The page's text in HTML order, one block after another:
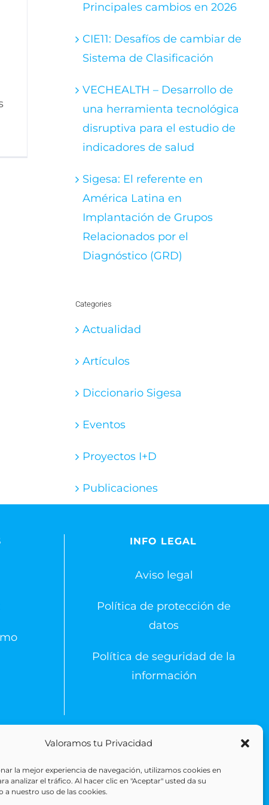
Valoramos tu Privacidad
la mejor experiencia de navegación, utilizamos cookies en
analizar el tráfico. Al hacer clic en "Aceptar" usted da su
a nuestro uso de las cookies.
Principales cambios en 2026
CIE11: Desafíos de cambiar de
Sistema de Clasificación
VECHEALTH – Desarrollo de
una herramienta tecnológica
disruptiva para el estudio de
indicadores de salud
Sigesa: El referente en
América Latina en
Implantación de Grupos
Relacionados por el
Diagnóstico (GRD)
Categories
Actualidad
Artículos
Diccionario Sigesa
Eventos
Proyectos I+D
Publicaciones
INFO LEGAL
Aviso legal
Política de protección de
datos
Política de seguridad de la
información